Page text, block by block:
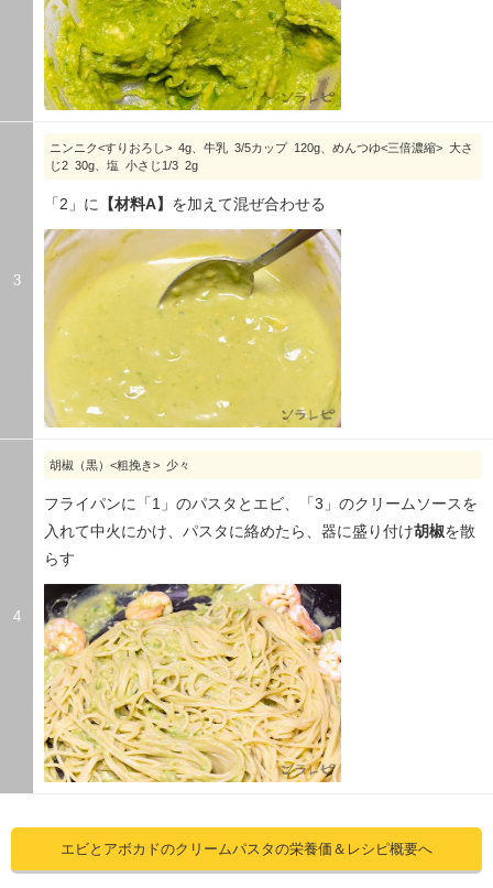
3
ニンニク<すりおろし> 4g、牛乳 3/5カップ 120g、めんつゆ<三倍濃縮> 大さ
じ2 30g、塩 小さじ1/3 2g
「2」に 【材料A】 を加えて混ぜ合わせる
4
胡椒（黒）<粗挽き> 少々
フライパンに「1」のパスタとエビ、「3」のクリームソースを
入れて中火にかけ、パスタに絡めたら、器に盛り付け胡椒を散
らす
エビとアボカドのクリームパスタの栄養価＆レシピ概要へ